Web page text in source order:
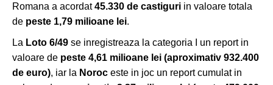
Romana a acordat45.330 de castiguri in valoare totala
de peste 1,79 milioane lei.
La Loto 6/49 se inregistreaza la categoria I un report in
valoare de peste 4,61 milioane lei (aproximativ 932.400
de euro), iar la Noroc este in joc un report cumulat in